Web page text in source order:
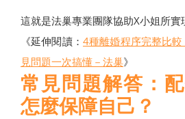
這就是法巢專業團隊協助X小姐所實
《延伸閱讀： 4種離婚程序完整比
見問題一次搞懂－法巢》
常見問題解答：
怎麼保障自己？